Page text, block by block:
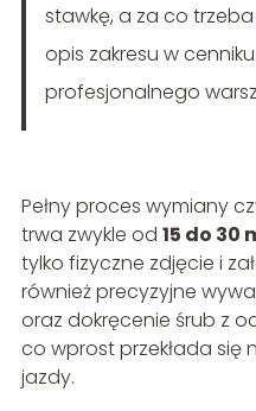
stawkę, a za co
opis zakresu w
profesjonalnego
Pełny proces wymiany
trwa zwykle od 15 do 30
tylko fizyczne zdjęcie i
również precyzyjne
oraz dokręcenie śrub z
co wprost przekłada się
jazdy.